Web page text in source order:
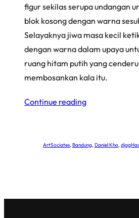
figur sekilas serupa undangan
blok kosong dengan warna
Selayaknya jiwa masa kecil
dengan warna dalam upaya
ruang hitam putih yang
membosankan kala itu.
Continue reading
ArtSociates, Bandung, Daniel Kho,